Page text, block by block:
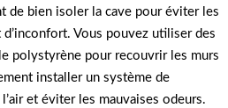
de bien isoler la cave pour éviter les
Vous pouvez utiliser des
polystyrène pour recouvrir les murs
installer un système de
et éviter les mauvaises odeurs.